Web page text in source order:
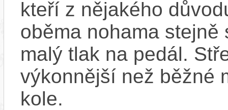
kteří z nějakého
oběma nohama
malý tlak na pedál.
výkonnější než běžné
kole.